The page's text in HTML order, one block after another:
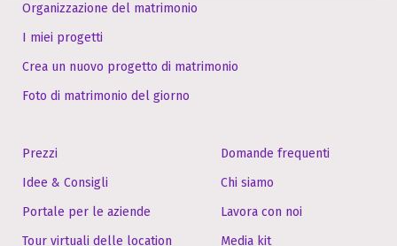
Organizzazione del matrimonio
I miei progetti
Crea un nuovo progetto di matrimonio
Foto di matrimonio del giorno
Prezzi
Idee & Consigli
Portale per le aziende
Tour virtuali delle location
Domande frequenti
Chi siamo
Lavora con noi
Media kit